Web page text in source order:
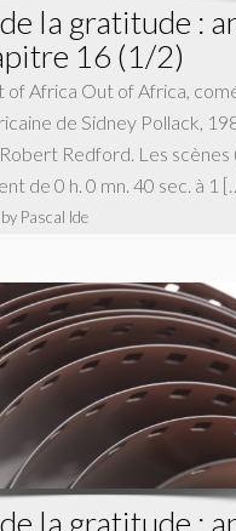
la gratitude :
16 (1/2)
of Africa Out of Africa,
de Sidney Pollack,
Redford. Les scènes
de 0 h. 0 mn. 40 sec. à 1
by Pascal Ide
la gratitude :